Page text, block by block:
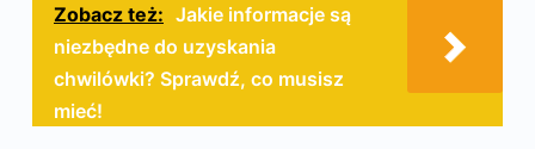
Zobacz też: Jakie informacje są
niezbędne do uzyskania
chwilówki? Sprawdź, co musisz
mieć!